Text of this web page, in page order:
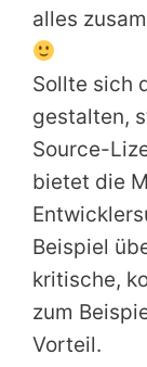
alles
Sollte sich
gestalten,
Source-
bietet die
Beispiel
kritische,
zum
Vorteil.